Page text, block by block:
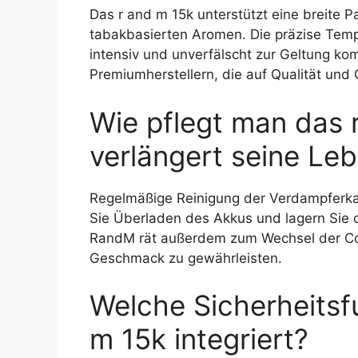
Das r and m 15k unterstützt eine breite
tabakbasierten Aromen. Die präzise
intensiv und unverfälscht zur Geltung
Premiumherstellern, die auf Qualität
Wie pflegt man das
verlängert seine
Regelmäßige Reinigung der
Sie Überladen des Akkus und lagern
RandM rät außerdem zum Wechsel der
Geschmack zu gewährleisten.
Welche
m 15k integriert?